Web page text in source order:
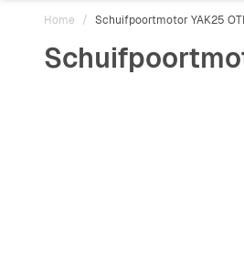
Home / Schuifpoortmotor YAK25